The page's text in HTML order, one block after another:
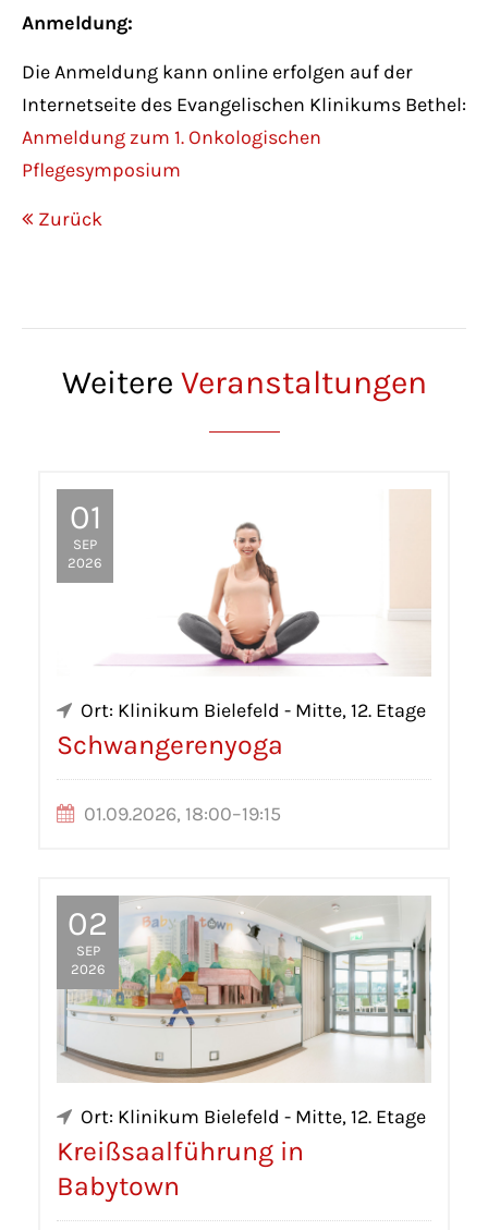
Anmeldung:
Die Anmeldung kann online erfolgen auf der
Internetseite des Evangelischen Klinikums Bethel:
Anmeldung zum 1. Onkologischen
Pflegesymposium
Zurück
Weitere Veranstaltungen
01
SEP
2026
Ort: Klinikum Bielefeld - Mitte, 12. Etage
Schwangerenyoga
01.09.2026, 18:00–19:15
02
SEP
2026
Ort: Klinikum Bielefeld - Mitte, 12. Etage
Kreißsaalführung in
Babytown